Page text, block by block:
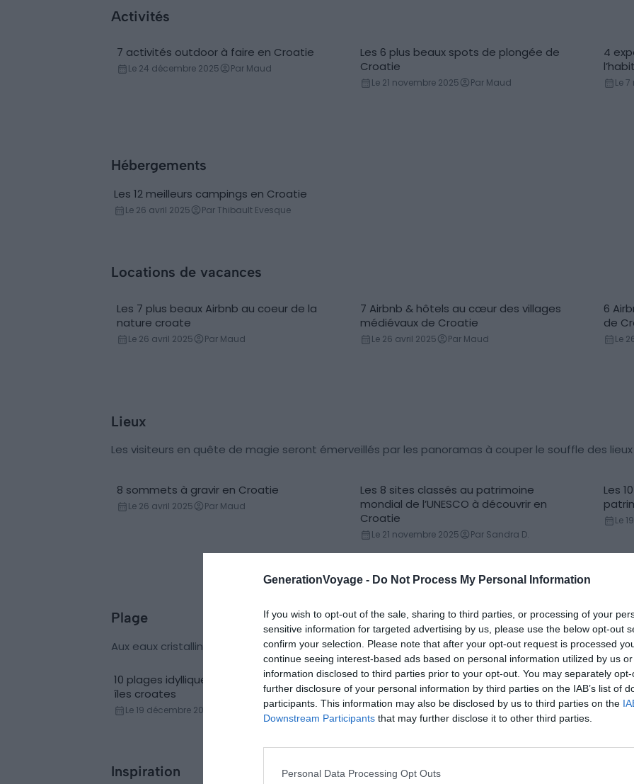
GenerationVoyage - Do Not Process My Personal Information
If you wish to opt-out of the sale, sharing to third parties, or processing of your
sensitive information for targeted advertising by us, please use the below opt-out
confirm your selection. Please note that after your opt-out request is processed
continue seeing interest-based ads based on personal information utilized by us
information disclosed to third parties prior to your opt-out. You may separately
further disclosure of your personal information by third parties on the IAB’s list of
participants. This information may also be disclosed by us to third parties on the
Downstream Participants that may further disclose it to other third parties.
Personal Data Processing Opt Outs
Activités
Sport & Divertissement
7 activités outdoor à faire en Croatie
Le 24 décembre 2025 Par Maud Plongée sous-marine
Les 6 plus beaux spots de plongée de
Croatie
Le 21 novembre 2025 Par Maud
4
Le
Hébergements
Campings
Les 12 meilleurs campings en Croatie
Le 26 avril 2025 Par Thibault Evesque
Locations de vacances
Les 7 plus beaux Airbnb au coeur de la
nature croate
Le 26 avril 2025 Par Maud
7 Airbnb & hôtels au cœur des villages
médiévaux de Croatie
Le 26 avril 2025 Par Maud
6
de
Le
Lieux
Les visiteurs en quête de magie seront émerveillés par les panoramas à couper le souffle des
Montagne
8 sommets à gravir en Croatie
Le 26 avril 2025 Par Maud Monument
Les 8 sites classés au patrimoine
mondial de l’UNESCO à découvrir en
Croatie
Le 21 novembre 2025 Par Sandra D.
Les
Le
Plage
Aux eaux cristallines, les plages offrent des moments de détente absolue en bord de mer.
10 plages idylliques à découvrir dans les
îles croates
Le 19 décembre 2025 Par Julie Paris
Les 10 plus belles plages de la côte croate
à ne pas manquer
Le 19 décembre 2025 Par Océane Pommereau
Inspiration